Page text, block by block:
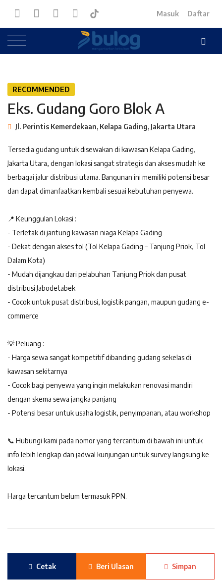
Masuk Daftar
RECOMMENDED
Eks. Gudang Goro Blok A
Jl. Perintis Kemerdekaan, Kelapa Gading, Jakarta Utara
Tersedia gudang untuk disewakan di kawasan Kelapa Gading,
Jakarta Utara, dengan lokasi sangat strategis dan akses mudah ke
berbagai jalur distribusi utama. Bangunan ini memiliki potensi besar
dan dapat dimanfaatkan kembali sesuai kebutuhan penyewa.
📍 Keunggulan Lokasi :
- Terletak di jantung kawasan niaga Kelapa Gading
- Dekat dengan akses tol (Tol Kelapa Gading – Tanjung Priok, Tol
Dalam Kota)
- Mudah dijangkau dari pelabuhan Tanjung Priok dan pusat
distribusi Jabodetabek
- Cocok untuk pusat distribusi, logistik pangan, maupun gudang e-
commerce
💡 Peluang :
- Harga sewa sangat kompetitif dibanding gudang sekelas di
kawasan sekitarnya
- Cocok bagi penyewa yang ingin melakukan renovasi mandiri
dengan skema sewa jangka panjang
- Potensi besar untuk usaha logistik, penyimpanan, atau workshop
📞 Hubungi kami pada nomor yang tercantum di bawah ini untuk
info lebih lengkap dan jadwal kunjungan untuk survey langsung ke
lokasi.
Harga tercantum belum termasuk PPN.
Cetak Beri Ulasan Simpan